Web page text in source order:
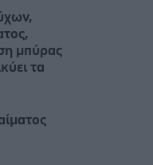
μπύρας
τα